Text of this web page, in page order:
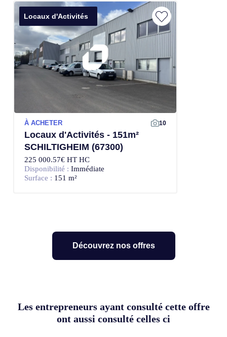
Locaux d'Activités
À ACHETER 10
Locaux d'Activités - 151m²
SCHILTIGHEIM (67300)
225 000.57€ HT HC
Disponibilité : Immédiate
Surface : 151 m²
Découvrez nos offres
Les entrepreneurs ayant consulté cette offre
ont aussi consulté celles ci